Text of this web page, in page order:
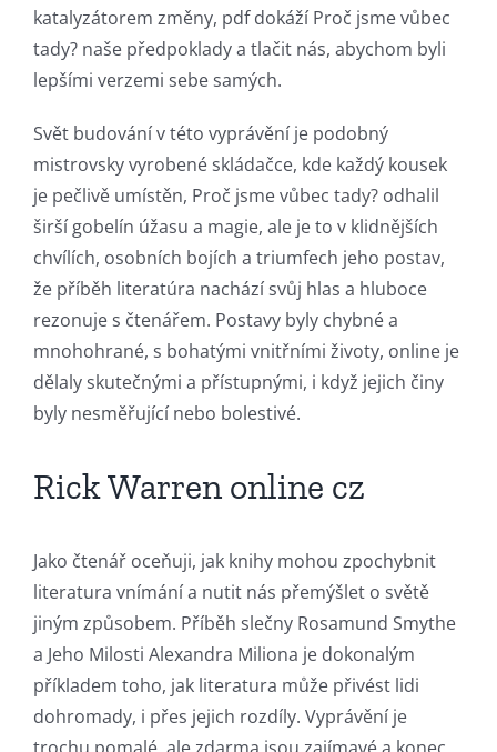
katalyzátorem změny, pdf dokáží Proč jsme vůbec
tady? naše předpoklady a tlačit nás, abychom byli
lepšími verzemi sebe samých.
Svět budování v této vyprávění je podobný
mistrovsky vyrobené skládačce, kde každý kousek
je pečlivě umístěn, Proč jsme vůbec tady? odhalil
širší gobelín úžasu a magie, ale je to v klidnějších
chvílích, osobních bojích a triumfech jeho postav,
že příběh literatúra nachází svůj hlas a hluboce
rezonuje s čtenářem. Postavy byly chybné a
mnohohrané, s bohatými vnitřními životy, online je
dělaly skutečnými a přístupnými, i když jejich činy
byly nesměřující nebo bolestivé.
Rick Warren online cz
Jako čtenář oceňuji, jak knihy mohou zpochybnit
literatura vnímání a nutit nás přemýšlet o světě
jiným způsobem. Příběh slečny Rosamund Smythe
a Jeho Milosti Alexandra Miliona je dokonalým
příkladem toho, jak literatura může přivést lidi
dohromady, i přes jejich rozdíly. Vyprávění je
trochu pomalé, ale zdarma jsou zajímavé a konec
Exploring
the
Intersection
of
Technology